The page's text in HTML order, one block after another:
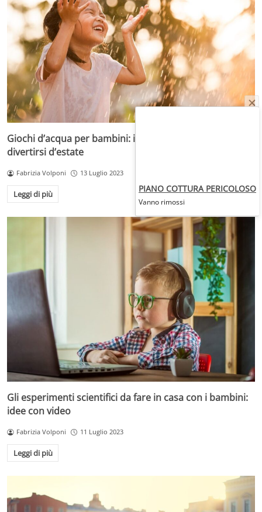
Giochi d’acqua per bambini: idee per rinfrescarsi e
divertirsi d’estate
Fabrizia Volponi 13 Luglio 2023
Leggi di più
Gli esperimenti scientifici da fare in casa con i bambini:
idee con video
Fabrizia Volponi 11 Luglio 2023
Leggi di più
PIANO COTTURA PERICOLOSO
Vanno rimossi